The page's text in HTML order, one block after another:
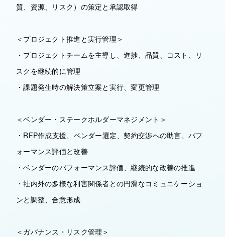
質、資源、リスク）の策定と承認取得
＜プロジェクト推進と実行管理＞
・プロジェクトチームを主導し、進捗、品質、コスト、リ
スクを継続的に管理
・課題発生時の解決策立案と実行、変更管理
＜ベンダー・ステークホルダーマネジメント＞
・RFP作成支援、ベンダー選定、契約交渉への助言、パフ
ォーマンス評価と改善
・ベンダーのパフォーマンス評価、継続的な改善の推進
・社内外の多様な利害関係者との円滑なコミュニケーショ
ンと調整、合意形成
＜ガバナンス・リスク管理＞